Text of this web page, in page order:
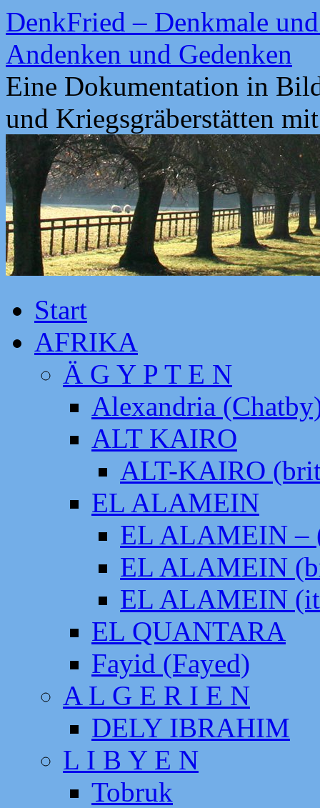
Zum
Inhalt
springen
DenkFried – Denkmale
Andenken und Gedenken
Eine Dokumentation in
und Kriegsgräberstätten
Start
AFRIKA
Ä G Y P T E N
Alexandria
ALT KAIRO
ALT-KAIRO
EL ALAMEIN
EL ALAMEIN –
EL ALAMEIN
EL ALAMEIN
EL QUANTARA
Fayid (Fayed)
A L G E R I E N
DELY IBRAHIM
L I B Y E N
Tobruk